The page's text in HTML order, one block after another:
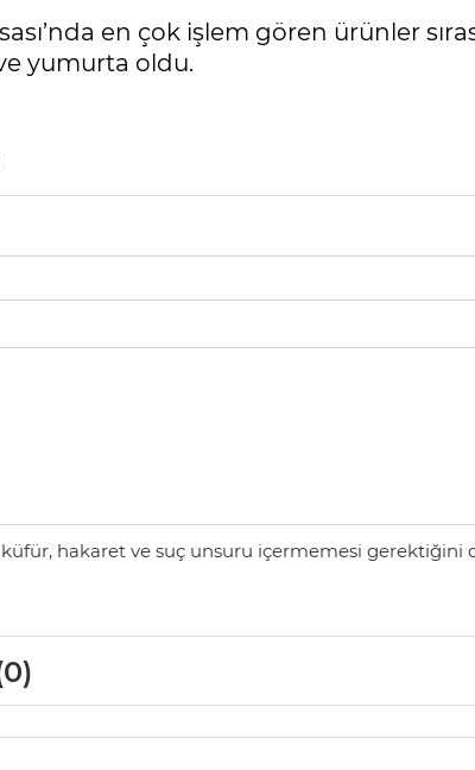
en çok işlem gören ürünler
yumurta oldu.
hakaret ve suç unsuru içermemesi gerektiğini
0)